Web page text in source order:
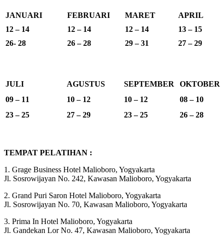
JANUARI FEBRUARI MARET
APRIL
12 – 14
12 – 14 12 – 14
13 – 15
26- 28
26 – 28 29 – 31 27 – 29
JULI AGUSTUS SEPTEMBER
OKTOBER
09 – 11
10 – 12 10 – 12
08 – 10
23 – 25
27 – 29 23 – 25 26 – 28
TEMPAT PELATIHAN :
1. Grage Business Hotel Malioboro, Yogyakarta
Jl. Sosrowijayan No. 242, Kawasan Malioboro, Yogyakarta
2. Grand Puri Saron Hotel Malioboro, Yogyakarta
Jl. Sosrowijayan No. 70, Kawasan Malioboro, Yogyakarta
3. Prima In Hotel Malioboro, Yogyakarta
Jl. Gandekan Lor No. 47, Kawasan Malioboro, Yogyakarta